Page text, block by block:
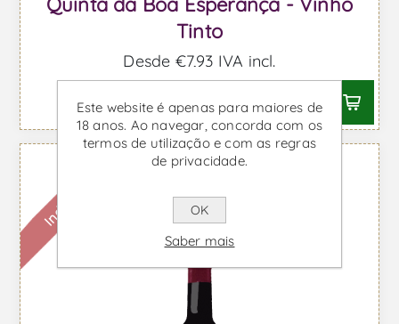
Tinto
Desde €7,93 IVA incl.
Indisponível
Este website é apenas para maiores de
18 anos. Ao navegar, concorda com os
termos de utilização e com as regras
de privacidade.
OK
Saber mais